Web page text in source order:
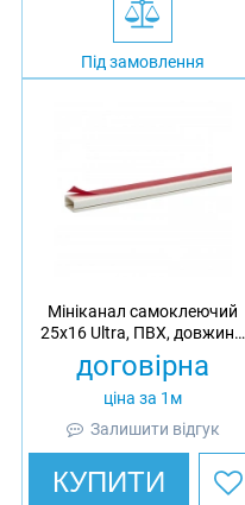
Під замовлення
Мініканал самоклеючий
25х16 Ultra, ПВХ, довжина
договірна
ціна за 1м
Залишити відгук
КУПИТИ